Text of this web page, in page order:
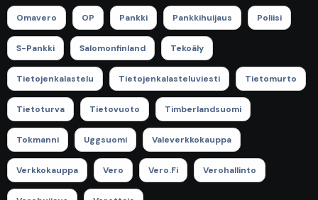
Omavero OP Pankki Pankkihuijaus Poliisi
S-Pankki Salomonfinland Tekoäly
Tietojenkalastelu Tietojenkalasteluviesti Tietomurto
Tietoturva Tietovuoto Timberlandsuomi
Tokmanni Uggsuomi Valeverkkokauppa
Verkkokauppa Vero Vero.fi Verohallinto